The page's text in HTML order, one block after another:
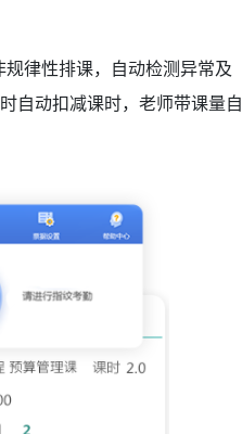
律性排课，自动检测异常及
自动扣减课时，老师带课量自